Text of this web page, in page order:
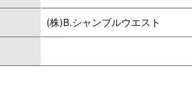
(株)B.シャンブルウエスト